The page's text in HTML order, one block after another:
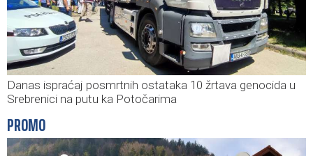
Danas ispraćaj posmrtnih ostataka 10 žrtava genocida u
Srebrenici na putu ka Potočarima
PROMO